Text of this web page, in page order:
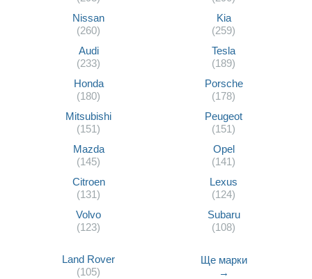
Nissan
(260)
Kia
(259)
Audi
(233)
Tesla
(189)
Honda
(180)
Porsche
(178)
Mitsubishi
(151)
Peugeot
(151)
Mazda
(145)
Opel
(141)
Citroen
(131)
Lexus
(124)
Volvo
(123)
Subaru
(108)
Land Rover
(105)
Ще марки
→